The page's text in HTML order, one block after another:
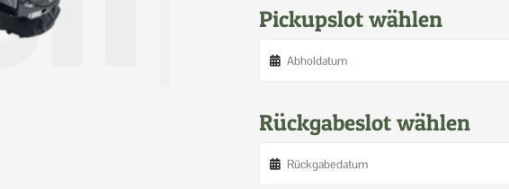
Pickupslot wählen
Rückgabeslot wählen